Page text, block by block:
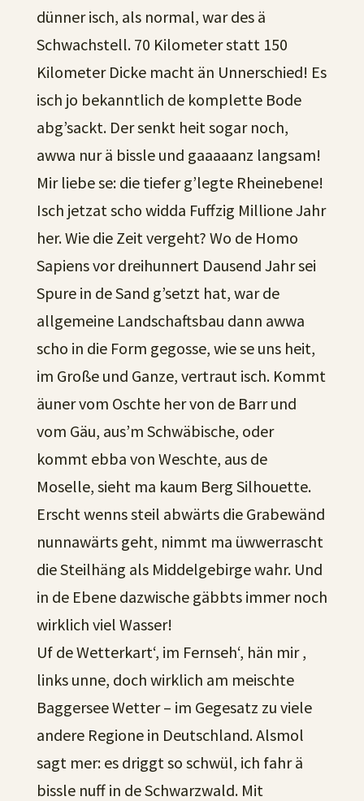
dünner isch, als normal, war des ä
Schwachstell. 70 Kilometer statt 150
Kilometer Dicke macht än Unnerschied! Es
isch jo bekanntlich de komplette Bode
abg’sackt. Der senkt heit sogar noch,
awwa nur ä bissle und gaaaaanz langsam!
Mir liebe se: die tiefer g’legte Rheinebene!
Isch jetzat scho widda Fuffzig Millione Jahr
her. Wie die Zeit vergeht? Wo de Homo
Sapiens vor dreihunnert Dausend Jahr sei
Spure in de Sand g’setzt hat, war de
allgemeine Landschaftsbau dann awwa
scho in die Form gegosse, wie se uns heit,
im Große und Ganze, vertraut isch. Kommt
äuner vom Oschte her von de Barr und
vom Gäu, aus’m Schwäbische, oder
kommt ebba von Weschte, aus de
Moselle, sieht ma kaum Berg Silhouette.
Erscht wenns steil abwärts die Grabewänd
nunnawärts geht, nimmt ma üwwerrascht
die Steilhäng als Middelgebirge wahr. Und
in de Ebene dazwische gäbbts immer noch
wirklich viel Wasser!
Uf de Wetterkart‘, im Fernseh‘, hän mir ,
links unne, doch wirklich am meischte
Baggersee Wetter – im Gegesatz zu viele
andere Regione in Deutschland. Alsmol
sagt mer: es driggt so schwül, ich fahr ä
bissle nuff in de Schwarzwald. Mit